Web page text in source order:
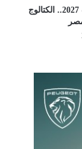
نيسان ماجنيت 2027.. الكتالوج